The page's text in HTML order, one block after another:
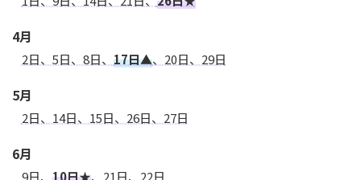
4月
2日、5日、8日、 17日▲、20日、29日
5月
2日、14日、15日、26日、27日
6月
9日、 10日★、21日、22日